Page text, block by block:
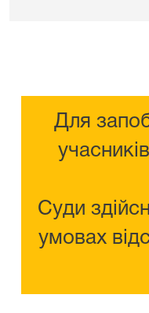
Для
Суди
умовах